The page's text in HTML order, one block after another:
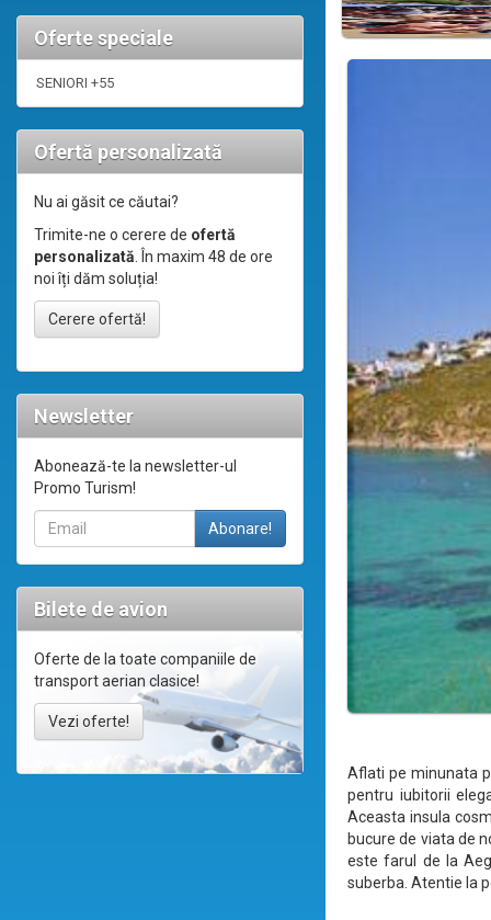
Oferte speciale
SENIORI +55
Ofertă personalizată
Nu ai găsit ce căutai?
Trimite-ne o cerere de ofertă
personalizată. În maxim 48 de ore
noi îți dăm soluția!
Cerere ofertă!
Newsletter
Abonează-te la newsletter-ul
Promo Turism!
Bilete de avion
Oferte de la toate companiile de
transport aerian clasice!
Vezi oferte!
Aflati pe minunata
pentru iubitorii
Aceasta insula
bucure de viata de
este farul de la
suberba. Atentie la